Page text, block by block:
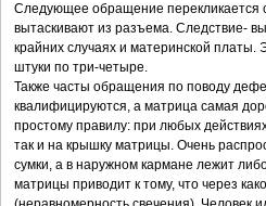
Следующее обращение перекликается
вытаскивают из разъема. Следствие-
крайних случаях и материнской
штуки по три-четыре.
Также часты обращения по поводу
квалифицируются, а матрица самая
простому правилу: при любых
так и на крышку матрицы. Очень
сумки, а в наружном кармане лежит
матрицы приводит к тому, что через